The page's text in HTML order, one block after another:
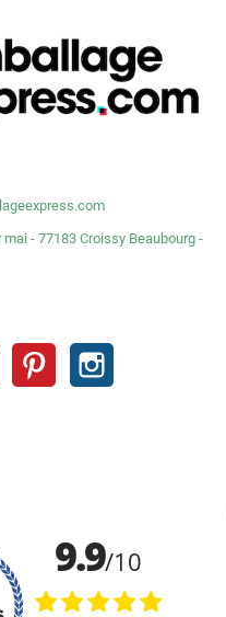
mai - 77183 Croissy Beaubourg -
YouTube Pinterest